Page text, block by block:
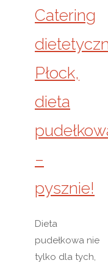
Catering
Płock,
dieta
–
pysznie!
Dieta
pudełkowa nie
tylko dla tych,